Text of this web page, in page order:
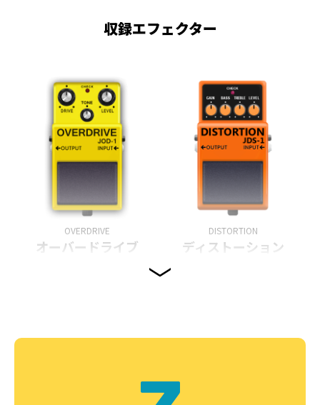
収録エフェクター
OVERDRIVE
オーバードライブ
DISTORTION
ディストーション